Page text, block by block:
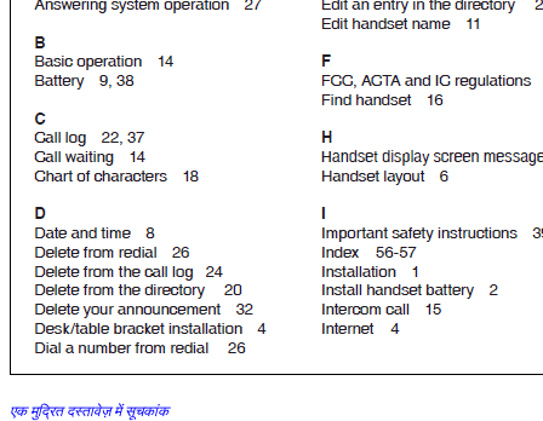
एक मुद्रित दस्तावेज़ में सूचकांक